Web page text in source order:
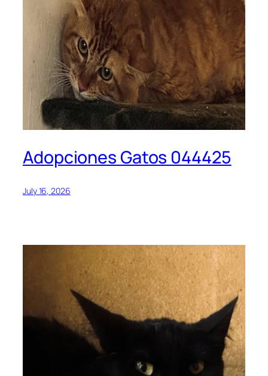
Adopciones Gatos 044425
July 16, 2026